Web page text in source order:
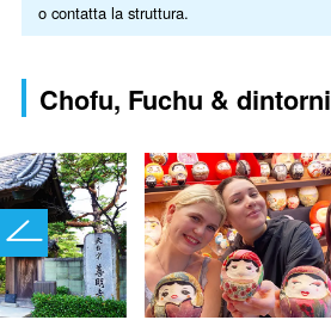
o contatta la struttura.
Chofu, Fuchu & dintorni